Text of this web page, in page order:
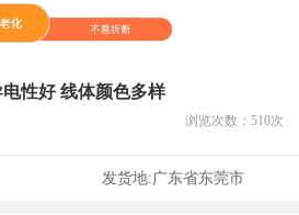
性好 线体颜色多样
浏览次数： 510次
发货地:广东省东莞市